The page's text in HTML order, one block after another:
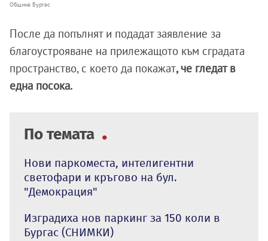
Община Бургас
После да попълнят и подадат заявление за
благоустрояване на прилежащото към сградата
пространство, с което да покажат, че гледат в
една посока.
По темата
Нови паркоместа, интелигентни
светофари и кръгово на бул.
"Демокрация"
Изградиха нов паркинг за 150 коли в
Бургас (СНИМКИ)